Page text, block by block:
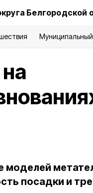
Белгородской
Муниципальный
моделей
посадки и